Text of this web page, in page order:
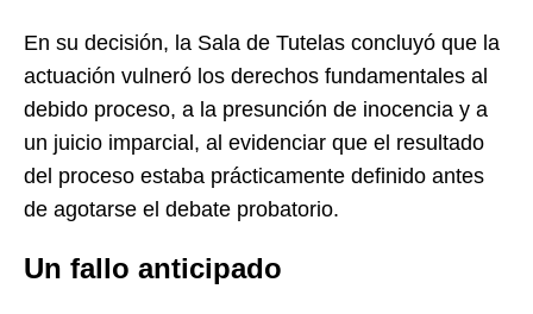
En su decisión, la Sala de Tutelas concluyó que la
actuación vulneró los derechos fundamentales al
debido proceso, a la presunción de inocencia y a
un juicio imparcial, al evidenciar que el resultado
del proceso estaba prácticamente definido antes
de agotarse el debate probatorio.
Un fallo anticipado